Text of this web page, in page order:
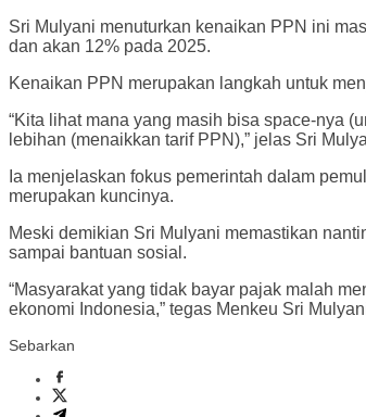
Sri Mulyani menuturkan kenaikan PPN ini
dan akan 12% pada 2025.
Kenaikan PPN merupakan langkah untuk
“Kita lihat mana yang masih bisa space-nya
lebihan (menaikkan tarif PPN),” jelas Sri
Ia menjelaskan fokus pemerintah dalam
merupakan kuncinya.
Meski demikian Sri Mulyani memastikan
sampai bantuan sosial.
“Masyarakat yang tidak bayar pajak malah
ekonomi Indonesia,” tegas Menkeu Sri
Sebarkan